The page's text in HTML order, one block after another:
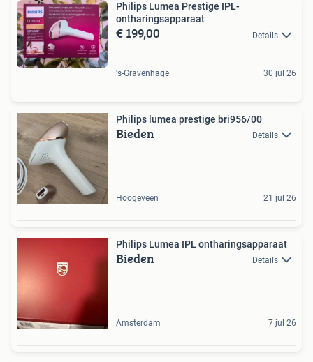
Philips Lumea Prestige IPL-
ontharingsapparaat
€ 199,00 Details
's-Gravenhage 30 jul 26
Philips lumea prestige bri956/00
Bieden Details
Hoogeveen 21 jul 26
Philips Lumea IPL ontharingsapparaat
Bieden Details
Amsterdam 7 jul 26